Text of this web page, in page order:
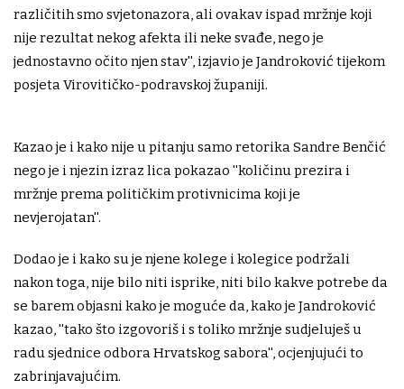
različitih smo svjetonazora, ali ovakav ispad mržnje koji
nije rezultat nekog afekta ili neke svađe, nego je
jednostavno očito njen stav'', izjavio je Jandroković tijekom
posjeta Virovitičko-podravskoj županiji.
Kazao je i kako nije u pitanju samo retorika Sandre Benčić
nego je i njezin izraz lica pokazao ''količinu prezira i
mržnje prema političkim protivnicima koji je
nevjerojatan''.
Dodao je i kako su je njene kolege i kolegice podržali
nakon toga, nije bilo niti isprike, niti bilo kakve potrebe da
se barem objasni kako je moguće da, kako je Jandroković
kazao, ''tako što izgovoriš i s toliko mržnje sudjeluješ u
radu sjednice odbora Hrvatskog sabora'', ocjenjujući to
zabrinjavajućim.